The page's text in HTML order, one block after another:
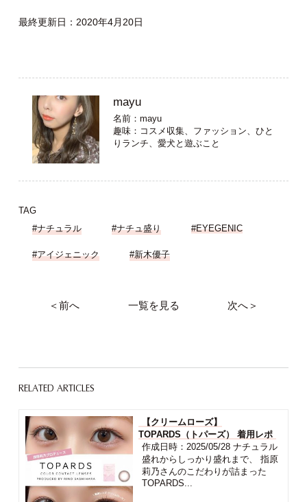
最終更新日：2020年4月20日
mayu
名前：mayu
趣味：コスメ収集、ファッション、ひと
りランチ、愛犬と遊ぶこと
TAG
#ナチュラル
#ナチュ盛り #EYEGENIC
#アイジェニック #新木優子
＜前へ 一覧を見る 次へ＞
RELATED ARTICLES
【クリームローズ】
TOPARDS（トパーズ） 着用レポ
作成日時：2025/05/28 ナチュラル
盛れからしっかり盛れまで、 指原
莉乃さんのこだわりが詰まった
TOPARDS...